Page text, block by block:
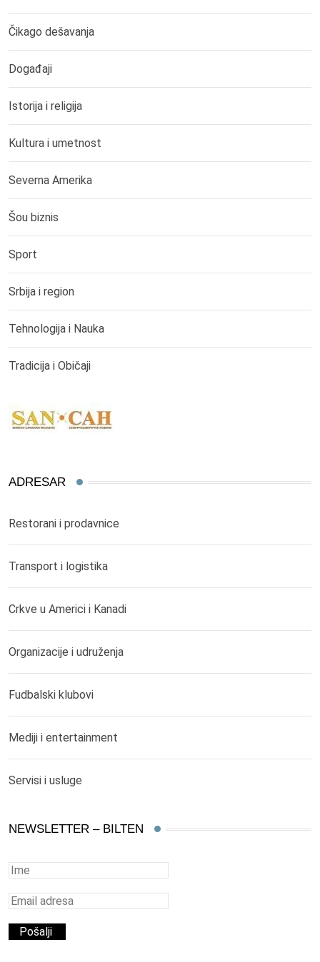
Čikago dešavanja
Događaji
Istorija i religija
Kultura i umetnost
Severna Amerika
Šou biznis
Sport
Srbija i region
Tehnologija i Nauka
Tradicija i Običaji
ADRESAR
Restorani i prodavnice
Transport i logistika
Crkve u Americi i Kanadi
Organizacije i udruženja
Fudbalski klubovi
Mediji i entertainment
Servisi i usluge
NEWSLETTER – BILTEN